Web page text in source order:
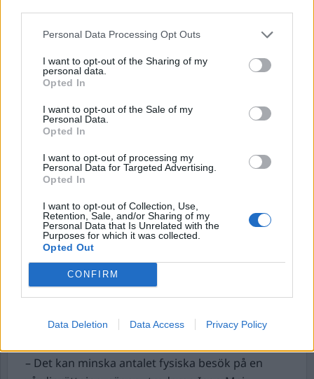
Personal Data Processing Opt Outs
I want to opt-out of the Sharing of my
personal data.
Opted In
I want to opt-out of the Sale of my
Personal Data.
Opted In
I want to opt-out of processing my
Personal Data for Targeted Advertising.
Opted In
I want to opt-out of Collection, Use,
Retention, Sale, and/or Sharing of my
Personal Data that Is Unrelated with the
Purposes for which it was collected.
Opted Out
CONFIRM
Data Deletion Data Access Privacy Policy
ordningsmakten, däribland Greta Thunberg.
Demonstrationen saknade också tillstånd.
Brand i Gävle.Under tisdagen larmades
räddningstjänsten till en brand i området
flerfamiljshuset hade fattat eld.
Räddningstjänsten fick snabbt branden under
En förundersökning gällande allmänfarlig
vårdslöshet har inletts.
Abort hemma kan bli lagligt.Nuvarande
abortlag är 50 år gammal, nu läggs ett förslag
fram som är tänkt att modernisera den rättsliga
regleringen. Flera förslag har lagts fram, bland
annat att den som vill avbryta sin graviditet
hemma. Idag krävs att första läkemedlet som
– Det kan minska antalet fysiska besök på en